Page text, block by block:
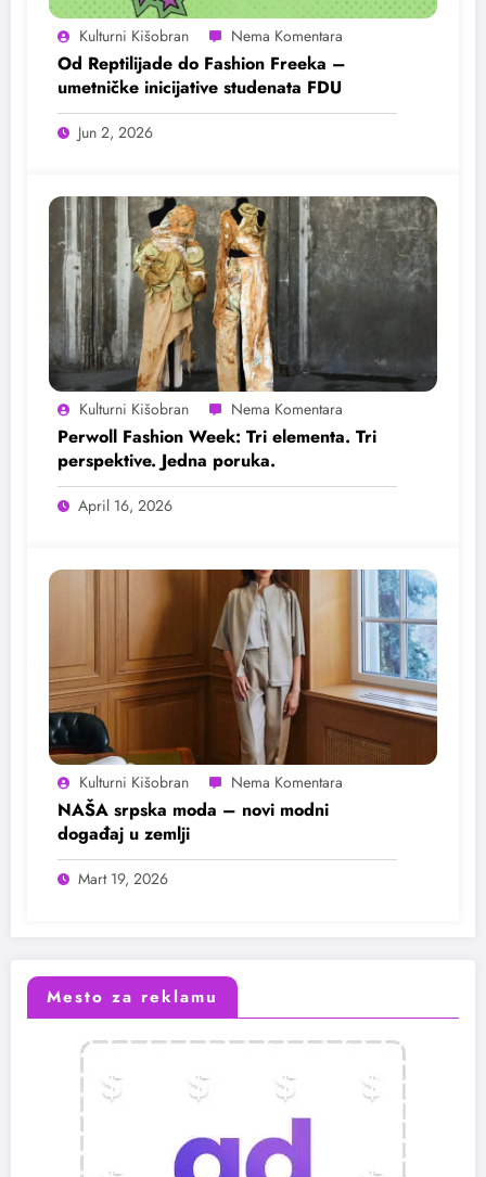
Kulturni Kišobran
Od Reptilijade do Fashion Freeka –
umetničke inicijative studenata FDU
Jun 2, 2026
Kulturni Kišobran
Perwoll Fashion Week: Tri elementa. Tri
perspektive. Jedna poruka.
April 16, 2026
Kulturni Kišobran
NAŠA srpska moda – novi modni
događaj u zemlji
Mart 19, 2026
Mesto za reklamu